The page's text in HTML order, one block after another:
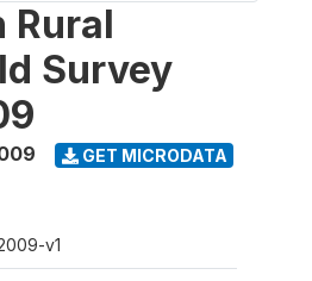
Rural
Survey
GET MICRODATA
v1